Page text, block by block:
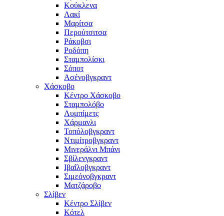
Κούκλενα
Λακί
Μαρίτσα
Περούτσιτσα
Ράκοβσι
Ροδόπη
Σταμπολίσκι
Σόποτ
Ασένοβγκραντ
Χάσκοβο
Κέντρο Χάσκοβο
Σταμπολόβο
Λυμπίμετς
Χάρμανλι
Τοπόλοβγκραντ
Ντιμίτροβγκραντ
Μινεράλνι Μπάνι
Σβίλενγκραντ
Ιβαΐλοβγκραντ
Σιμεόνοβγκραντ
Ματζάροβο
Σλίβεν
Κέντρο Σλίβεν
Κότελ